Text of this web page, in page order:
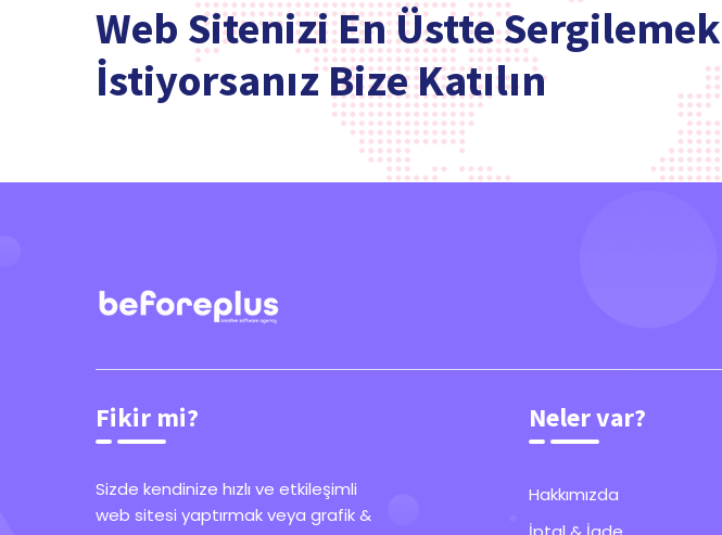
Web Sitenizi En Üstte Sergilemek
İstiyorsanız Bize Katılın
Fikir mi?
Sizde kendinize hızlı ve etkileşimli
web sitesi yaptırmak veya grafik &
Neler var?
Hakkımızda